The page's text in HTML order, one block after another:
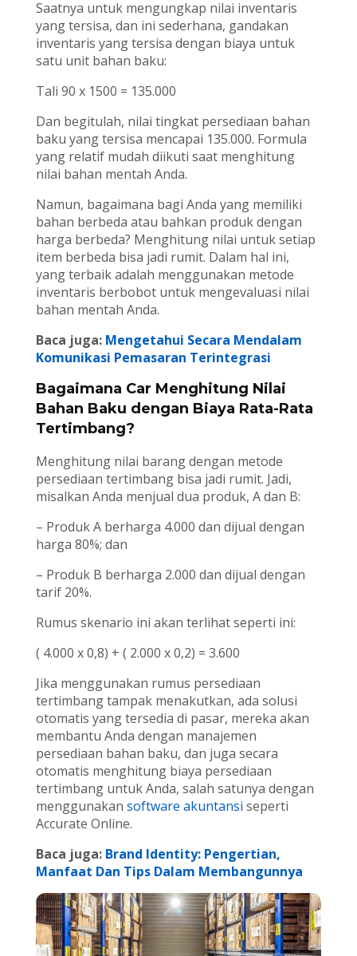
Saatnya untuk mengungkap nilai inventaris
yang tersisa, dan ini sederhana, gandakan
inventaris yang tersisa dengan biaya untuk
satu unit bahan baku:
Tali 90 x 1500 = 135.000
Dan begitulah, nilai tingkat persediaan bahan
baku yang tersisa mencapai 135.000. Formula
yang relatif mudah diikuti saat menghitung
nilai bahan mentah Anda.
Namun, bagaimana bagi Anda yang memiliki
bahan berbeda atau bahkan produk dengan
harga berbeda? Menghitung nilai untuk setiap
item berbeda bisa jadi rumit. Dalam hal ini,
yang terbaik adalah menggunakan metode
inventaris berbobot untuk mengevaluasi nilai
bahan mentah Anda.
Baca juga: Mengetahui Secara Mendalam
Komunikasi Pemasaran Terintegrasi
Bagaimana Car Menghitung Nilai
Bahan Baku dengan Biaya Rata-Rata
Tertimbang?
Menghitung nilai barang dengan metode
persediaan tertimbang bisa jadi rumit. Jadi,
misalkan Anda menjual dua produk, A dan B:
– Produk A berharga 4.000 dan dijual dengan
harga 80%; dan
– Produk B berharga 2.000 dan dijual dengan
tarif 20%.
Rumus skenario ini akan terlihat seperti ini:
( 4.000 x 0,8) + ( 2.000 x 0,2) = 3.600
Jika menggunakan rumus persediaan
tertimbang tampak menakutkan, ada solusi
otomatis yang tersedia di pasar, mereka akan
membantu Anda dengan manajemen
persediaan bahan baku, dan juga secara
otomatis menghitung biaya persediaan
tertimbang untuk Anda, salah satunya dengan
menggunakan software akuntansi seperti
Accurate Online.
Baca juga: Brand Identity: Pengertian,
Manfaat Dan Tips Dalam Membangunnya